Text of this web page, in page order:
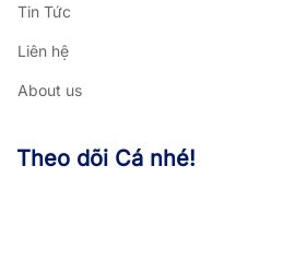
Tin Tức
Liên hệ
About us
Theo dõi Cá nhé!